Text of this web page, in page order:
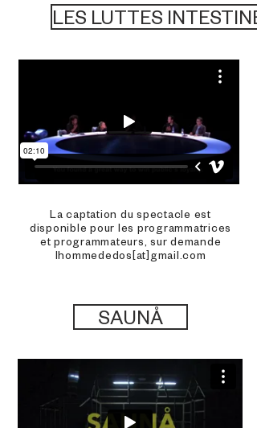
LES LUTTES
La captation du spectacle est
disponible pour les programmatrices
et programmateurs, sur demande
lhommededos[at]gmail.com
SAUNÅ